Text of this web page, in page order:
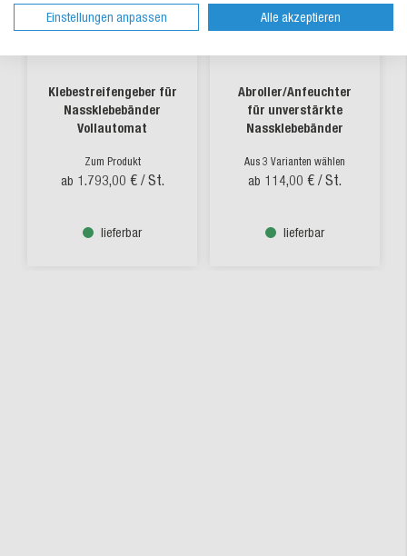
Klebestreifengeber für
Nassklebebänder
Vollautomat
Zum Produkt
ab 1.793,00 € / St.
lieferbar
Abroller/Anfeuchter
für unverstärkte
Nassklebebänder
Aus 3 Varianten wählen
ab 114,00 € / St.
lieferbar
Einstellungen anpassen Alle akzeptieren